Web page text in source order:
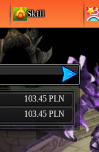
Skill
103.45 PLN
103.45 PLN